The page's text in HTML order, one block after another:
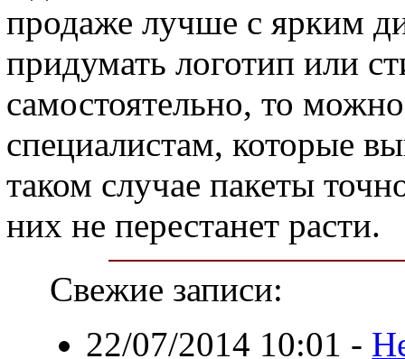
продаже лучше с ярким
придумать логотип или
самостоятельно, то
специалистам, которые
таком случае пакеты
них не перестанет расти.
Свежие записи:
22/07/2014 10:01 -